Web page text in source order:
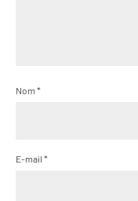
Nom *
E-mail *